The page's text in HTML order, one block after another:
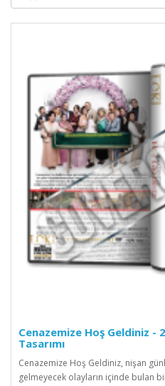
Cenazemize Hoş Geldiniz -
Tasarımı
Cenazemize Hoş Geldiniz, nişan
gelmeyecek olayların içinde bulan